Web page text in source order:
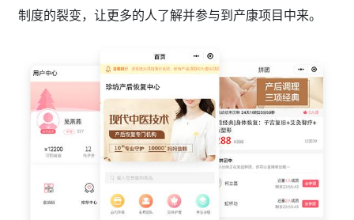
制度的裂变，让更多的人了解并参与到产康项目中来。